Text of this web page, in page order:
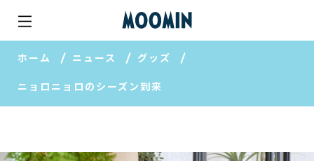
ホーム ニュース グッズ
ニョロニョロのシーズン到来